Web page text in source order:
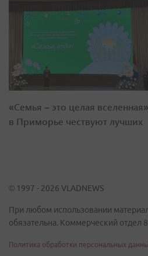
«Семья – это целая
в Приморье чествуют лучших
© 1997 - 2026 VLADNEWS
При любом использовании
обязательна. Коммерческий отдел
Политика обработки персональных